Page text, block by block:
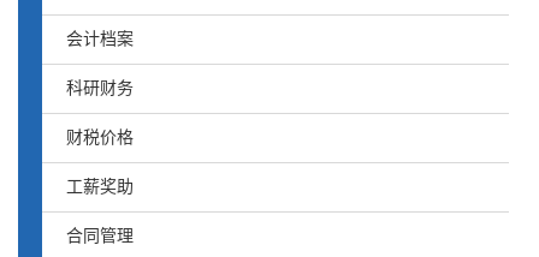
会计档案
科研财务
财税价格
工薪奖助
合同管理